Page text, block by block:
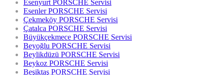
Esenyurt PORSCHE Servisi
Esenler PORSCHE Servisi
Çekmeköy PORSCHE Servisi
Çatalca PORSCHE Servisi
Büyükçekmece PORSCHE Servisi
Beyoğlu PORSCHE Servisi
Beylikdüzü PORSCHE Servisi
Beykoz PORSCHE Servisi
Beşiktaş PORSCHE Servisi